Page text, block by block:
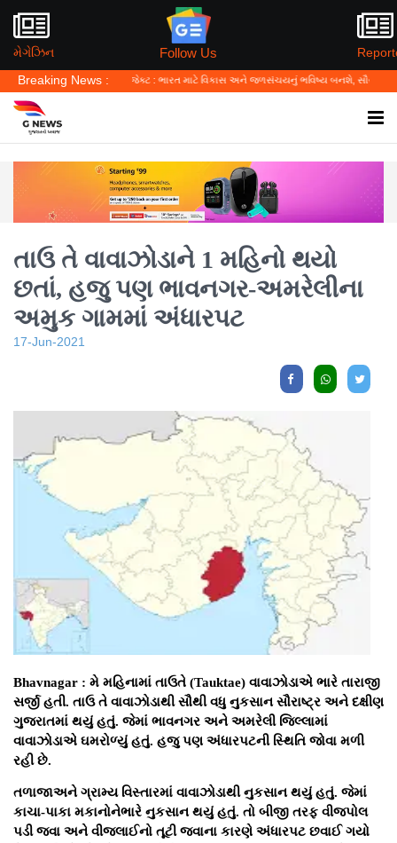
મેગેઝિન Follow Us
Breaking News :
કલ્પસર પ્રોજેક્ટ : ભારત માટે વિકાસ અને જળસંચયનું ભવિષ્ય બનશે, સૌરાષ્ટ્રની જમીનોના
તાઉ તે વાવાઝોડાને 1 મહિનો થયો
છતાં, હજુ પણ ભાવનગર-અમરેલીના
અમુક ગામમાં અંધારપટ
17-Jun-2021
Bhavnagar : મે મહિનામાં તાઉતે (Tauktae) વાવાઝોડાએ ભારે તારાજી
સર્જી હતી. તાઉ તે વાવાઝોડાથી સૌથી વધુ નુકસાન સૌરાષ્ટ્ર અને દક્ષીણ
ગુજરાતમાં થયું હતું. જેમાં ભાવનગર અને અમરેલી જિલ્લામાં
વાવાઝોડાએ ઘમરોળ્યું હતું. હજુ પણ અંધારપટની સ્થિતિ જોવા મળી
રહી છે.
તળાજાઅને ગ્રામ્ય વિસ્તારમાં વાવાઝોડાથી નુકસાન થયું હતું. જેમાં
કાચા-પાકા મકાનોનેભારે નુકસાન થયું હતું. તો બીજી તરફ વીજપોલ
પડી જવા અને વીજલાઈનો તૂટી જવાના કારણે અંધારપટ છવાઈ ગયો